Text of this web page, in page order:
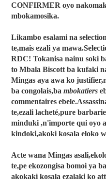
CONFIRMER oyo
mbokamosika.
Likambo esalami na
te,mais ezali ya
RDC! Tokanisa nainu soki
to Mbala Biscott ba kufaki
Mingas aya awa ko
ba congolais,ba mbokatiers
commentaires
te,ezali lacheté,pure
minduki ,n'importe qui oyo
kindoki,akoki kosala eloko
Acte wana Mingas
te,pe ekozongisa bomoi ya
akokaki kosala ezalaki ko